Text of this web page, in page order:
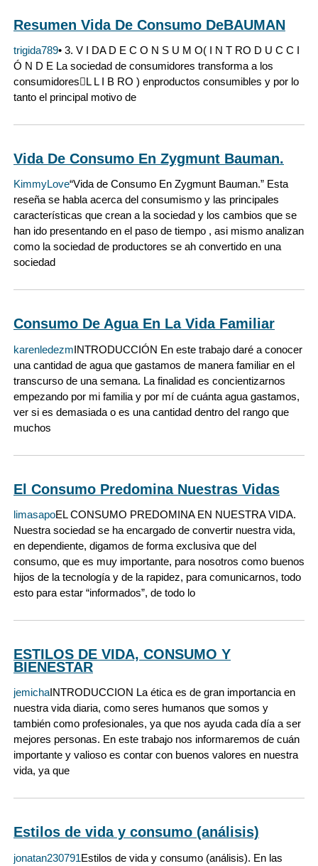
Resumen Vida De Consumo DeBAUMAN
trigida789• 3. V I DA D E C O N S U M O( I N T RO D U C C I
Ó N D E La sociedad de consumidores transforma a los
consumidoresL L I B RO ) enproductos consumibles y por lo
tanto el principal motivo de
Vida De Consumo En Zygmunt Bauman.
KimmyLove“Vida de Consumo En Zygmunt Bauman.” Esta
reseña se habla acerca del consumismo y las principales
características que crean a la sociedad y los cambios que se
han ido presentando en el paso de tiempo , asi mismo analizan
como la sociedad de productores se ah convertido en una
sociedad
Consumo De Agua En La Vida Familiar
karenledezmINTRODUCCIÓN En este trabajo daré a conocer
una cantidad de agua que gastamos de manera familiar en el
transcurso de una semana. La finalidad es concientizarnos
empezando por mi familia y por mí de cuánta agua gastamos,
ver si es demasiada o es una cantidad dentro del rango que
muchos
El Consumo Predomina Nuestras Vidas
limasapoEL CONSUMO PREDOMINA EN NUESTRA VIDA.
Nuestra sociedad se ha encargado de convertir nuestra vida,
en dependiente, digamos de forma exclusiva que del
consumo, que es muy importante, para nosotros como buenos
hijos de la tecnología y de la rapidez, para comunicarnos, todo
esto para estar “informados”, de todo lo
ESTILOS DE VIDA, CONSUMO Y
BIENESTAR
jemichaINTRODUCCION La ética es de gran importancia en
nuestra vida diaria, como seres humanos que somos y
también como profesionales, ya que nos ayuda cada día a ser
mejores personas. En este trabajo nos informaremos de cuán
importante y valioso es contar con buenos valores en nuestra
vida, ya que
Estilos de vida y consumo (análisis)
jonatan230791Estilos de vida y consumo (análisis). En las